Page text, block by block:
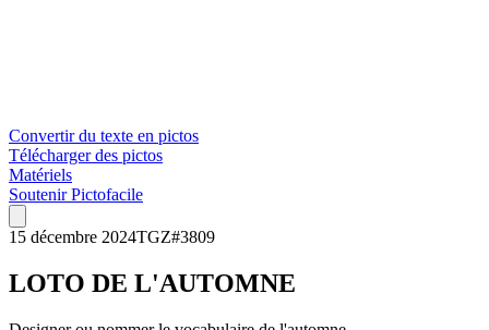
Convertir du texte en pictos
Télécharger des pictos
Matériels
Soutenir Pictofacile
15 décembre 2024TGZ#3809
LOTO DE L'AUTOMNE